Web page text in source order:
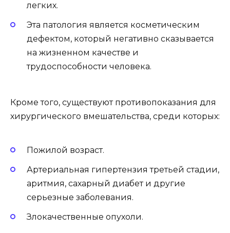
легких.
Эта патология является косметическим
дефектом, который негативно сказывается
на жизненном качестве и
трудоспособности человека.
Кроме того, существуют противопоказания для
хирургического вмешательства, среди которых:
Пожилой возраст.
Артериальная гипертензия третьей стадии,
аритмия, сахарный диабет и другие
серьезные заболевания.
Злокачественные опухоли.